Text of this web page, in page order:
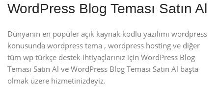
WordPress Blog Teması Satın Al
Dünyanın en popüler açık kaynak kodlu yazılımı wordpress
konusunda wordpress tema , wordpress hosting ve diğer
tüm wp türkçe destek ihtiyaçlarınız için WordPress Blog
Teması Satın Al ve WordPress Blog Teması Satın Al başta
olmak üzere hizmetinizdeyiz.